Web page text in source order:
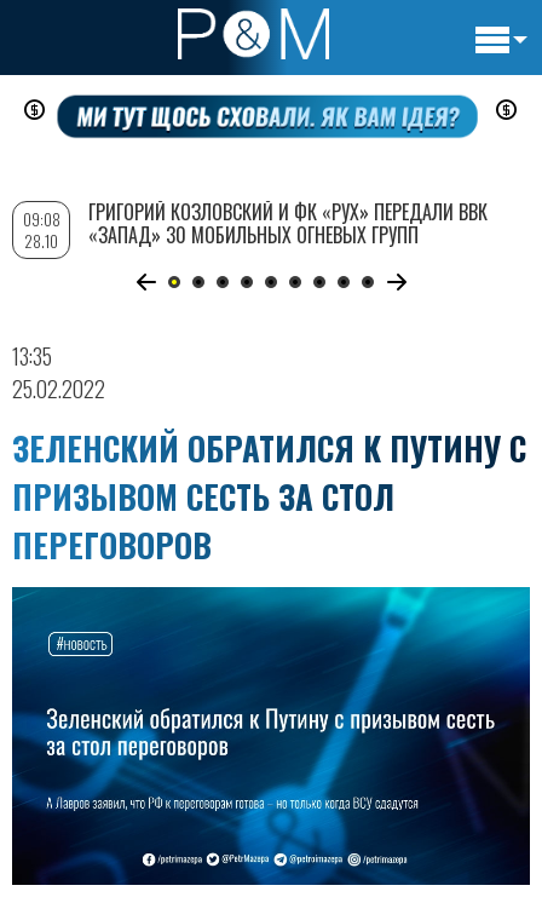
Перейти
содержанию
13:35
25.02.2022
ЗЕЛЕНСКИЙ ОБРАТИЛСЯ К ПУТИНУ С
ПРИЗЫВОМ СЕСТЬ ЗА СТОЛ
ПЕРЕГОВОРОВ
09:08
28.10
ГРИГОРИЙ КОЗЛОВСКИЙ И ФК «РУХ» ПЕРЕДАЛИ ВВК
«ЗАПАД» 30 МОБИЛЬНЫХ ОГНЕВЫХ ГРУПП